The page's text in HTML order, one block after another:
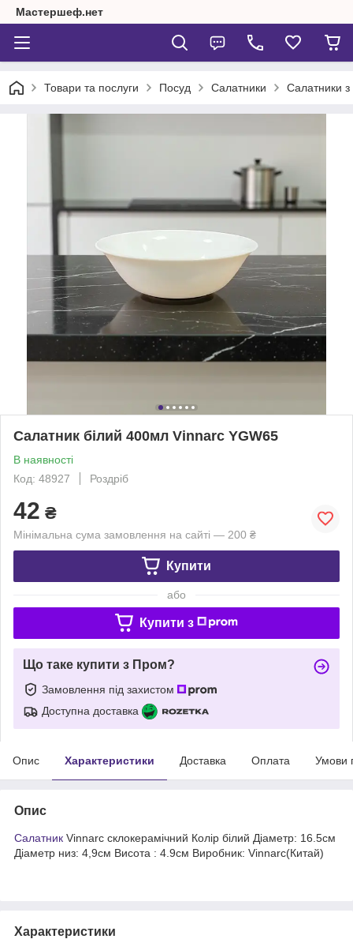
Мастершеф.нет
Товари та послуги Посуд Салатники Салатники з
Салатник білий 400мл Vinnarc YGW65
В наявності
Код: 48927
Роздріб
42 ₴
Мінімальна сума замовлення на сайті — 200 ₴
Купити
або
Купити з
Що таке купити з Пром?
Замовлення під захистом
Доступна доставка
Опис Характеристики Доставка Оплата Умови
Опис
Салатник Vinnarc склокерамічний Колір білий Діаметр: 16.5см
Діаметр низ: 4,9см Висота : 4.9см Виробник: Vinnarc(Китай)
Характеристики